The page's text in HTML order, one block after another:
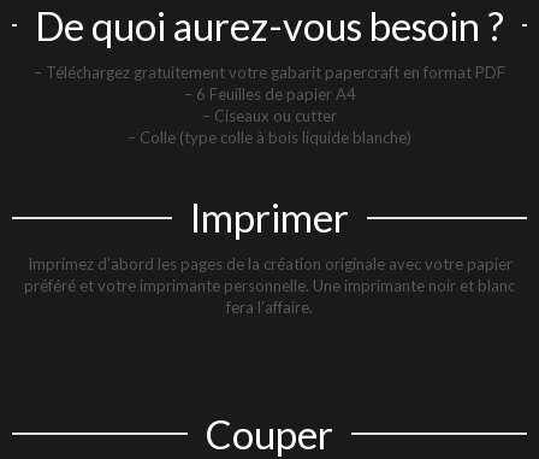
De quoi aurez-vous besoin ?
– Téléchargez gratuitement votre gabarit papercraft en format PDF
– 6 Feuilles de papier A4
– Ciseaux ou cutter
– Colle (type colle à bois liquide blanche)
Imprimer
Imprimez d’abord les pages de la création originale avec votre papier
préféré et votre imprimante personnelle. Une imprimante noir et blanc
fera l’affaire.
Couper